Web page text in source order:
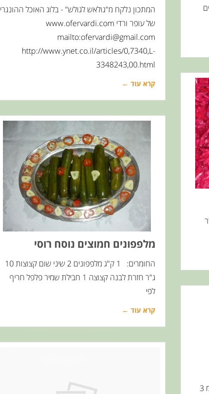
פלפלים
המתכון נלקח מ"גולאש לגולש" - בלוג האוכל ההונגרי
של עופר ורדי www.ofervardi.com
mailto:ofervardi@gmail.com
http://www.ynet.co.il/articles/0,7340,L-
3348243,00.html
קרא עוד ←
סלק 50 ג"ר
מלפפונים חמוצים נוסח רוסי
החומרים: 1 ק"ג מלפפונים 2 שיני שום קצוצות 10
ג"ר חזרת לבנה קצוצה 1 חבילת שמיר פלפל חריף
לפי
קרא עוד ←
חריפים.חתוכים דק גינגר מקולף וחתוך דק מיץ מ 3